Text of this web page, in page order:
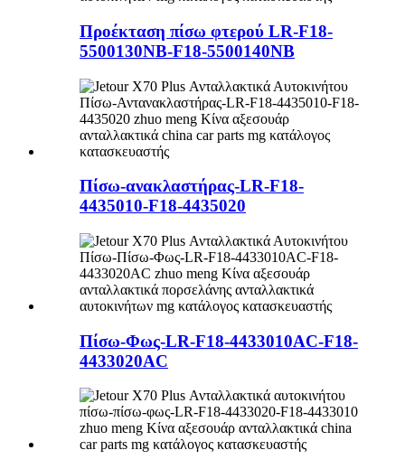
Προέκταση πίσω φτερού LR-F18-
5500130NB-F18-5500140NB
Πίσω-ανακλαστήρας-LR-F18-
4435010-F18-4435020
Πίσω-Φως-LR-F18-4433010AC-F18-
4433020AC